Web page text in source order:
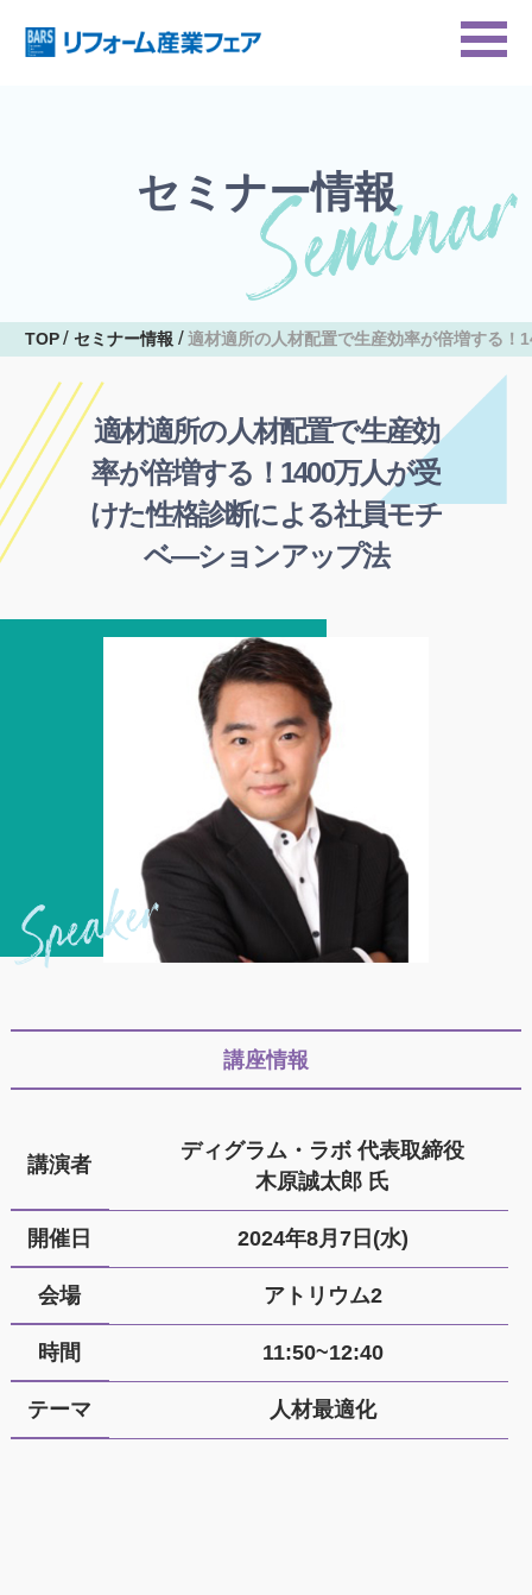
セミナー情報
TOP セミナー情報 適材適所の人材配置で生産効率が倍増する
適材適所の人材配置で生産効
率が倍増する！1400万人が受
けた性格診断による社員モチ
ベ―ションアップ法
講座情報
講演者
ディグラム・ラボ 代表取締役
木原誠太郎 氏
開催日 2024年8月7日(水)
会場 アトリウム2
時間 11:50~12:40
テーマ 人材最適化